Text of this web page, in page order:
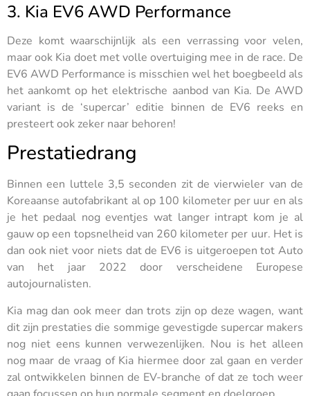
3. Kia EV6 AWD Performance
Deze komt waarschijnlijk als een verrassing voor velen,
maar ook Kia doet met volle overtuiging mee in de race. De
EV6 AWD Performance is misschien wel het boegbeeld als
het aankomt op het elektrische aanbod van Kia. De AWD
variant is de ‘supercar’ editie binnen de EV6 reeks en
presteert ook zeker naar behoren!
Prestatiedrang
Binnen een luttele 3,5 seconden zit de vierwieler van de
Koreaanse autofabrikant al op 100 kilometer per uur en als
je het pedaal nog eventjes wat langer intrapt kom je al
gauw op een topsnelheid van 260 kilometer per uur. Het is
dan ook niet voor niets dat de EV6 is uitgeroepen tot Auto
van het jaar 2022 door verscheidene Europese
autojournalisten.
Kia mag dan ook meer dan trots zijn op deze wagen, want
dit zijn prestaties die sommige gevestigde supercar makers
nog niet eens kunnen verwezenlijken. Nou is het alleen
nog maar de vraag of Kia hiermee door zal gaan en verder
zal ontwikkelen binnen de EV-branche of dat ze toch weer